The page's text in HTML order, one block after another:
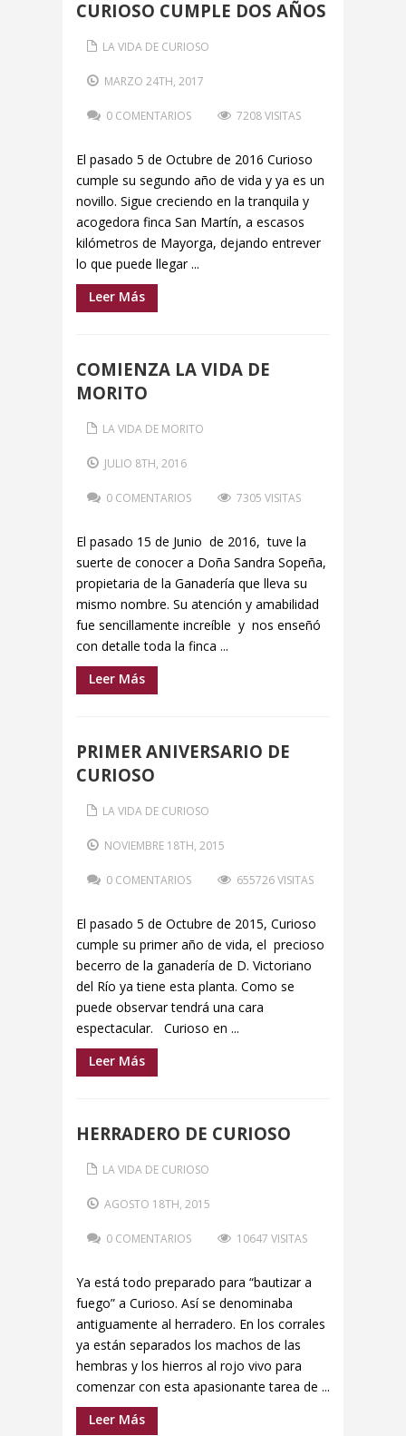
CURIOSO CUMPLE DOS AÑOS
LA VIDA DE CURIOSO
MARZO 24TH, 2017
0 COMENTARIOS 7208 VISITAS
El pasado 5 de Octubre de 2016 Curioso
cumple su segundo año de vida y ya es un
novillo. Sigue creciendo en la tranquila y
acogedora finca San Martín, a escasos
kilómetros de Mayorga, dejando entrever
lo que puede llegar ...
Leer Más
COMIENZA LA VIDA DE
MORITO
LA VIDA DE MORITO
JULIO 8TH, 2016
0 COMENTARIOS 7305 VISITAS
El pasado 15 de Junio de 2016, tuve la
suerte de conocer a Doña Sandra Sopeña,
propietaria de la Ganadería que lleva su
mismo nombre. Su atención y amabilidad
fue sencillamente increíble y nos enseñó
con detalle toda la finca ...
Leer Más
PRIMER ANIVERSARIO DE
CURIOSO
LA VIDA DE CURIOSO
NOVIEMBRE 18TH, 2015
0 COMENTARIOS 655726 VISITAS
El pasado 5 de Octubre de 2015, Curioso
cumple su primer año de vida, el precioso
becerro de la ganadería de D. Victoriano
del Río ya tiene esta planta. Como se
puede observar tendrá una cara
espectacular. Curioso en ...
Leer Más
HERRADERO DE CURIOSO
LA VIDA DE CURIOSO
AGOSTO 18TH, 2015
0 COMENTARIOS 10647 VISITAS
Ya está todo preparado para “bautizar a
fuego” a Curioso. Así se denominaba
antiguamente al herradero. En los corrales
ya están separados los machos de las
hembras y los hierros al rojo vivo para
comenzar con esta apasionante tarea de ...
Leer Más